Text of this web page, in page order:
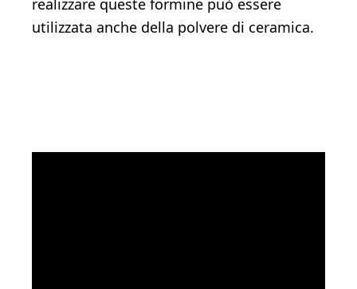
realizzare queste formine può essere
utilizzata anche della polvere di ceramica.